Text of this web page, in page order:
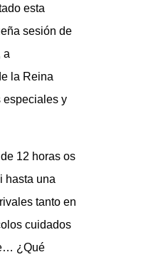
esta
sesión de
a
la Reina
especiales y
12 horas os
hasta una
tanto en
cuidados
¿Qué